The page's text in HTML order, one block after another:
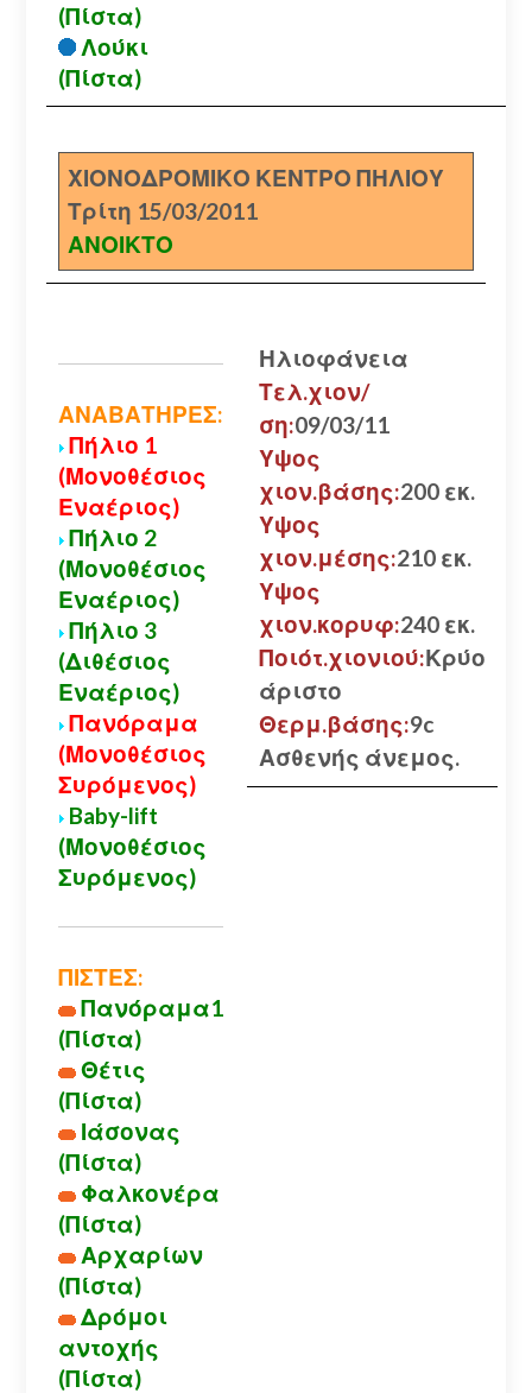
(Πίστα)
Λούκι
(Πίστα)
ΧΙΟΝΟΔΡΟΜΙΚΟ ΚΕΝΤΡΟ ΠΗΛΙΟΥ
Τρίτη 15/03/2011
ΑΝΟΙΚΤΟ
ΑΝΑΒΑΤΗΡΕΣ:
Πήλιο 1
(Μονοθέσιος
Εναέριος)
Πήλιο 2
(Μονοθέσιος
Εναέριος)
Πήλιο 3
(Διθέσιος
Εναέριος)
Πανόραμα
(Μονοθέσιος
Συρόμενος)
Baby-lift
(Μονοθέσιος
Συρόμενος)
ΠΙΣΤΕΣ:
Πανόραμα1
(Πίστα)
Θέτις
(Πίστα)
Ιάσονας
(Πίστα)
Φαλκονέρα
(Πίστα)
Αρχαρίων
(Πίστα)
Δρόμοι
αντοχής
(Πίστα)
Ηλιοφάνεια
Τελ.χιον/
ση:09/03/11
Υψος
χιον.βάσης:200 εκ.
Υψος
χιον.μέσης:210 εκ.
Υψος
χιον.κορυφ:240 εκ.
Ποιότ.χιονιού:Κρύο
άριστο
Θερμ.βάσης:9c
Ασθενής άνεμος.